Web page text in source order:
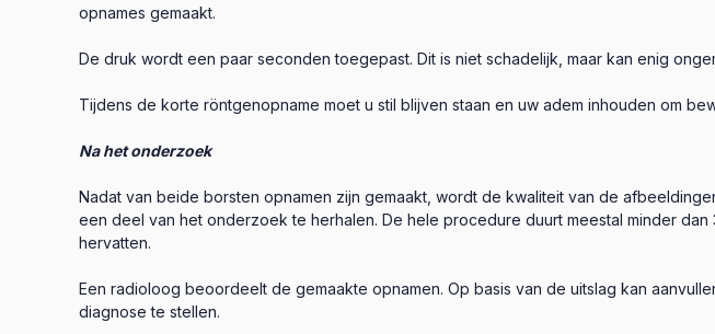
opnames gemaakt.
De druk wordt een paar seconden toegepast. Dit is niet schadelijk, maar kan enig
Tijdens de korte röntgenopname moet u stil blijven staan en uw adem inhouden om
Na het onderzoek
Nadat van beide borsten opnamen zijn gemaakt, wordt de kwaliteit van de
een deel van het onderzoek te herhalen. De hele procedure duurt meestal minder
hervatten.
Een radioloog beoordeelt de gemaakte opnamen. Op basis van de uitslag kan
diagnose te stellen.